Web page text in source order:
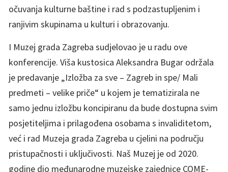
očuvanja kulturne baštine i rad s podzastupljenim i
ranjivim skupinama u kulturi i obrazovanju.
I Muzej grada Zagreba sudjelovao je u radu ove
konferencije. Viša kustosica Aleksandra Bugar održala
je predavanje „Izložba za sve – Zagreb in spe/ Mali
predmeti – velike priče“ u kojem je tematizirala ne
samo jednu izložbu koncipiranu da bude dostupna svim
posjetiteljima i prilagođena osobama s invaliditetom,
već i rad Muzeja grada Zagreba u cjelini na području
pristupačnosti i uključivosti. Naš Muzej je od 2020.
godine dio međunarodne muzejske zajednice COME-